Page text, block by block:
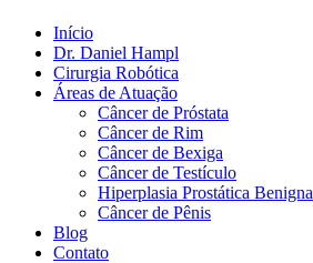
Início
Dr. Daniel Hampl
Cirurgia Robótica
Áreas de Atuação
Câncer de Próstata
Câncer de Rim
Câncer de Bexiga
Câncer de Testículo
Hiperplasia Prostática Benigna
Câncer de Pênis
Blog
Contato